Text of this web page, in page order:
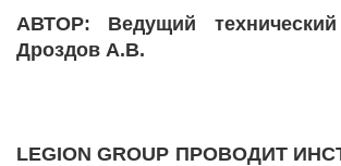
АВТОР:
Ведущий
Дроздов А.В.
LEGION GROUP ПРОВОДИТ